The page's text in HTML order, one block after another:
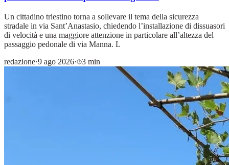
Un cittadino triestino torna a sollevare il tema della sicurezza
stradale in via Sant’Anastasio, chiedendo l’installazione di dissuasori
di velocità e una maggiore attenzione in particolare all’altezza del
passaggio pedonale di via Manna. L
redazione·9 ago 2026· 3 min